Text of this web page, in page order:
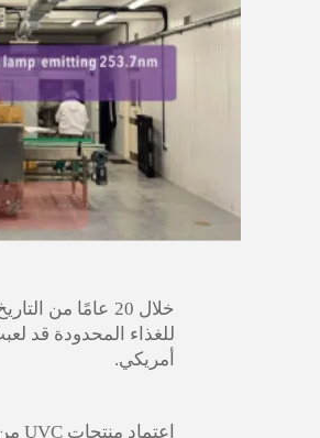
خلال 20 عامًا من
للغذاء المحدودة قد
أمريكي.
اعتماد منتجات UVC من JK